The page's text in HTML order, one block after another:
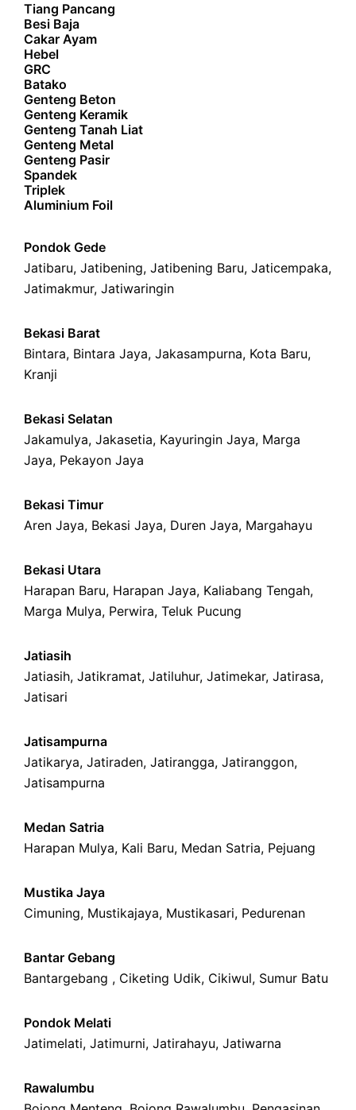
Tiang Pancang
Besi Baja
Cakar Ayam
Hebel
GRC
Batako
Genteng Beton
Genteng Keramik
Genteng Tanah Liat
Genteng Metal
Genteng Pasir
Spandek
Triplek
Aluminium Foil
Pondok Gede
Jatibaru, Jatibening, Jatibening Baru, Jaticempaka,
Jatimakmur, Jatiwaringin
Bekasi Barat
Bintara, Bintara Jaya, Jakasampurna, Kota Baru,
Kranji
Bekasi Selatan
Jakamulya, Jakasetia, Kayuringin Jaya, Marga
Jaya, Pekayon Jaya
Bekasi Timur
Aren Jaya, Bekasi Jaya, Duren Jaya, Margahayu
Bekasi Utara
Harapan Baru, Harapan Jaya, Kaliabang Tengah,
Marga Mulya, Perwira, Teluk Pucung
Jatiasih
Jatiasih, Jatikramat, Jatiluhur, Jatimekar, Jatirasa,
Jatisari
Jatisampurna
Jatikarya, Jatiraden, Jatirangga, Jatiranggon,
Jatisampurna
Medan Satria
Harapan Mulya, Kali Baru, Medan Satria, Pejuang
Mustika Jaya
Cimuning, Mustikajaya, Mustikasari, Pedurenan
Bantar Gebang
Bantargebang , Ciketing Udik, Cikiwul, Sumur Batu
Pondok Melati
Jatimelati, Jatimurni, Jatirahayu, Jatiwarna
Rawalumbu